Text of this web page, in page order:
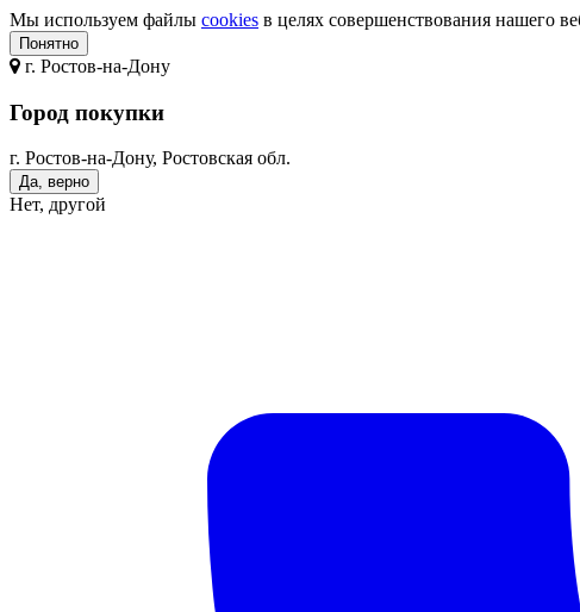
Мы используем файлы cookies в целях совершенствования нашего
Понятно
г. Ростов-на-Дону
Город покупки
г. Ростов-на-Дону, Ростовская обл.
Да, верно
Нет, другой